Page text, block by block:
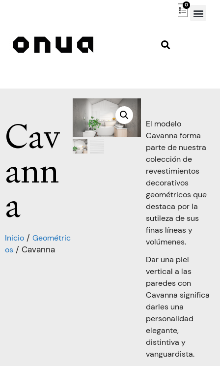
0
Cav
ann
a
Inicio / Geométric
os / Cavanna
El modelo
Cavanna forma
parte de nuestra
colección de
revestimientos
decorativos
geométricos que
destaca por la
sutileza de sus
finas líneas y
volúmenes.
Dar una piel
vertical a las
paredes con
Cavanna significa
darles una
personalidad
elegante,
distintiva y
vanguardista.